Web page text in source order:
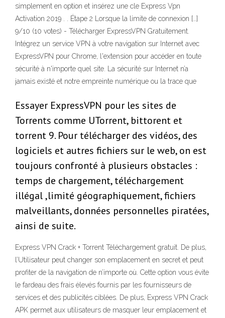
simplement en option et insérez une cle Express Vpn
Activation 2019 . . Étape 2 Lorsque la limite de connexion […]
9/10 (10 votes) - Télécharger ExpressVPN Gratuitement.
Intégrez un service VPN à votre navigation sur Internet avec
ExpressVPN pour Chrome, l'extension pour accéder en toute
sécurité à n'importe quel site. La sécurité sur Internet n’a
jamais existé et notre empreinte numérique ou la trace que
Essayer ExpressVPN pour les sites de
Torrents comme UTorrent, bittorent et
torrent 9. Pour télécharger des vidéos, des
logiciels et autres fichiers sur le web, on est
toujours confronté à plusieurs obstacles :
temps de chargement, téléchargement
illégal ,limité géographiquement, fichiers
malveillants, données personnelles piratées,
ainsi de suite.
Express VPN Crack + Torrent Téléchargement gratuit. De plus,
l’Utilisateur peut changer son emplacement en secret et peut
profiter de la navigation de n’importe où. Cette option vous évite
le fardeau des frais élevés fournis par les fournisseurs de
services et des publicités ciblées. De plus, Express VPN Crack
APK permet aux utilisateurs de masquer leur emplacement et